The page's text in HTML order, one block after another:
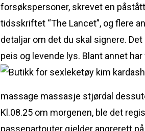
forsøkspersoner, skrevet en
tidsskriftet “The Lancet”, og flere
detaljar om det du skal signere.
peis og levende lys. Blant annet
massage massasje stjørdal
Kl.08.25 om morgenen, ble det
passepartouter gjelder angrerett